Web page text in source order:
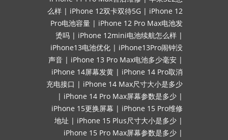
么样 | iPhone 12双卡双待5G | iPhone 12
Pro电池容量 | iPhone 12 Pro Max电池发
烫吗 | iPhone 12mini电池续航怎么样 |
iPhone13电池优化 | iPhone13Pro闹钟没
声音 | iPhone 13 Pro Max电池多少毫安 |
iPhone 14屏幕发黄 | iPhone 14 Pro取消
充电接口 | iPhone 14 Max尺寸大小是多少
| iPhone 14 Pro Max屏幕参数是多少 |
iPhone 15更换屏幕 | iPhone 15 Pro维修
地址 | iPhone 15 Plus尺寸大小是多少 |
iPhone 15 Pro Max屏幕参数是多少 |